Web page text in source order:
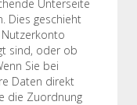
Unterseite
Dies geschieht
sind, oder ob
Sie bei
Daten direkt
die Zuordnung